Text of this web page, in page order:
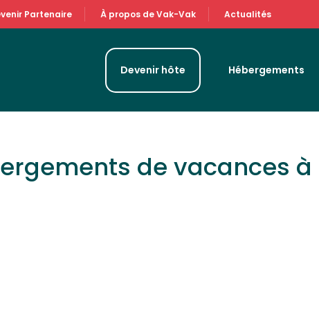
Partenaire À propos de Vak-Vak Actualités
Devenir hôte Hébergements
de vacances à